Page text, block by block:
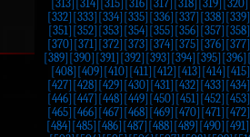
[313] [314] [315] [316] [317] [318] [319] [320]
[332] [333] [334] [335] [336] [337] [338] [339]
[351] [352] [353] [354] [355] [356] [357] [358]
[370] [371] [372] [373] [374] [375] [376] [377]
[389] [390] [391] [392] [393] [394] [395] [396]
[408] [409] [410] [411] [412] [413] [414] [415]
[427] [428] [429] [430] [431] [432] [433] [434]
[446] [447] [448] [449] [450] [451] [452] [453]
[465] [466] [467] [468] [469] [470] [471] [472]
[484] [485] [486] [487] [488] [489] [490] [491]